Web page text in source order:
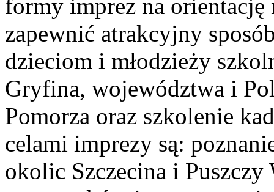
formy imprez na
zapewnić atrakcyjny
dzieciom i młodzieży
Gryfina, województwa i
Pomorza oraz szkolenie
celami imprezy są:
okolic Szczecina i